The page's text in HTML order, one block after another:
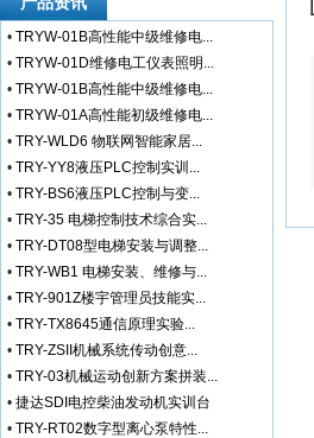
• TRYW-01B高性能中级维修电...
• TRYW-01D维修电工仪表照明...
• TRYW-01B高性能中级维修电...
• TRYW-01A高性能初级维修电...
• TRY-WLD6 物联网智能家居...
• TRY-YY8液压PLC控制实训...
• TRY-BS6液压PLC控制与变...
• TRY-35 电梯控制技术综合实...
• TRY-DT08型电梯安装与调整...
• TRY-WB1 电梯安装、维修与...
• TRY-901Z楼宇管理员技能实...
• TRY-TX8645通信原理实验...
• TRY-ZSII机械系统传动创意...
• TRY-03机械运动创新方案拼装...
• 捷达SDI电控柴油发动机实训台
• TRY-RT02数字型离心泵特性...